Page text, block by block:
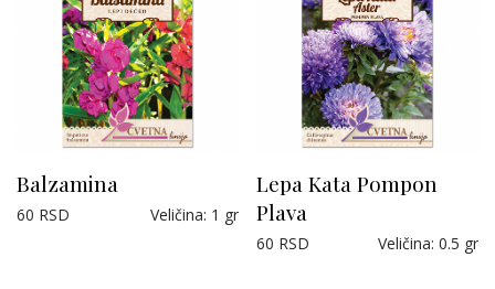
Balzamina
Veličina: 1 gr
60 RSD
Lepa Kata Pompon
Plava
Veličina: 0.5 gr
60 RSD